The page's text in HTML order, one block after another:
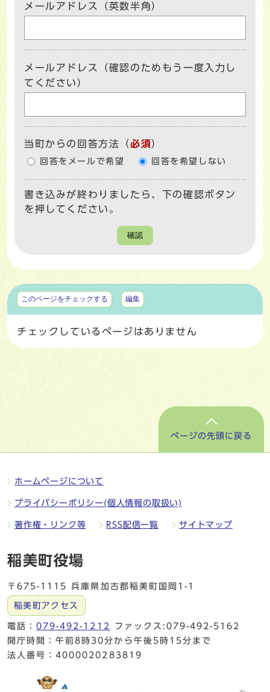
メールアドレス（英数半角）
メールアドレス（確認のためもう一度入力し
てください）
当町からの回答方法 （必須）
回答をメールで希望 回答を希望しない
書き込みが終わりましたら、下の確認ボタン
を押してください。
確認
マイページ
このページをチェックする 編集
チェックしているページはありません
ページの先頭に戻る
ホームページについて
プライバシーポリシー(個人情報の取扱い)
著作権・リンク等 RSS配信一覧 サイトマップ
稲美町役場
〒675-1115 兵庫県加古郡稲美町国岡1-1
稲美町アクセス
電話：079-492-1212
ファックス:079-492-5162
開庁時間：午前8時30分から午後5時15分まで
法人番号：4000020283819